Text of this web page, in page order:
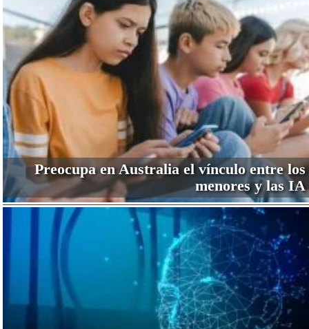
Preocupa en Australia el vínculo entre los
menores y las IA